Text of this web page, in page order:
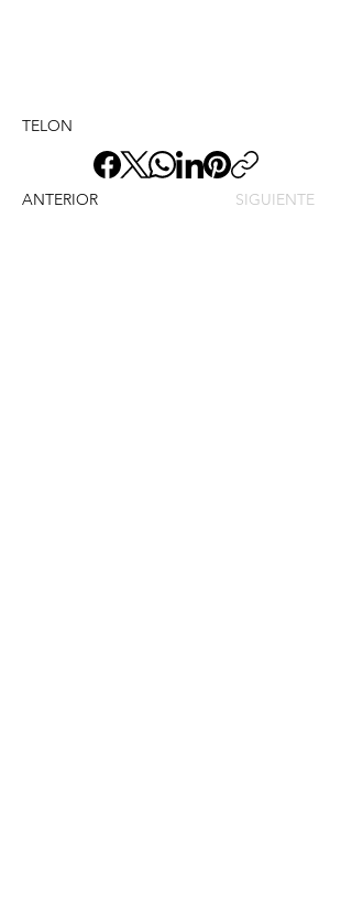
TELON
ANTERIOR SIGUIENTE